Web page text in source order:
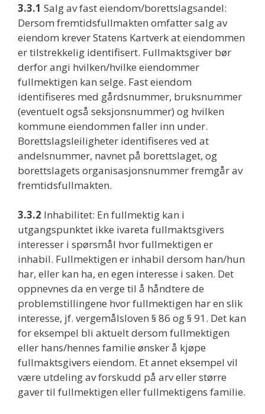
3.3.1 Salg av fast eiendom/borettslagsandel:
Dersom fremtidsfullmakten omfatter salg av
eiendom krever Statens Kartverk at eiendommen
er tilstrekkelig identifisert. Fullmaktsgiver bør
derfor angi hvilken/hvilke eiendommer
fullmektigen kan selge. Fast eiendom
identifiseres med gårdsnummer, bruksnummer
(eventuelt også seksjonsnummer) og hvilken
kommune eiendommen faller inn under.
Borettslagsleiligheter identifiseres ved at
andelsnummer, navnet på borettslaget, og
borettslagets organisasjonsnummer fremgår av
fremtidsfullmakten.
3.3.2 Inhabilitet: En fullmektig kan i
utgangspunktet ikke ivareta fullmaktsgivers
interesser i spørsmål hvor fullmektigen er
inhabil. Fullmektigen er inhabil dersom han/hun
har, eller kan ha, en egen interesse i saken. Det
oppnevnes da en verge til å håndtere de
problemstillingene hvor fullmektigen har en slik
interesse, jf. vergemålsloven § 86 og § 91. Det kan
for eksempel bli aktuelt dersom fullmektigen
eller hans/hennes familie ønsker å kjøpe
fullmaktsgivers eiendom. Et annet eksempel vil
være utdeling av forskudd på arv eller større
gaver til fullmektigen eller fullmektigens familie.